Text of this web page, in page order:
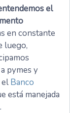
el
en constante
luego,
pymes y
elBanco
está manejada
.